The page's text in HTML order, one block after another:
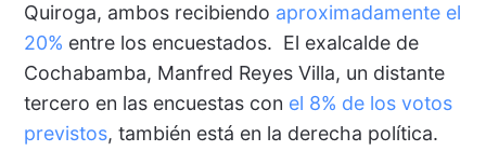
Quiroga, ambos recibiendo aproximadamente el
20% entre los encuestados. El exalcalde de
Cochabamba, Manfred Reyes Villa, un distante
tercero en las encuestas con el 8% de los votos
previstos, también está en la derecha política.